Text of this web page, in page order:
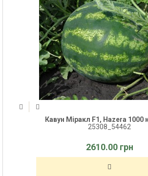
Кавун Міракл F1, Hazera 1000
25308_54462
2610.00 грн